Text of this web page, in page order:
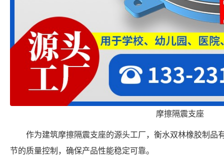
摩擦隔震支座
作为建筑摩擦隔震支座的源头工厂，衡水双林橡胶制品
节的质量控制，确保产品性能稳定可靠。